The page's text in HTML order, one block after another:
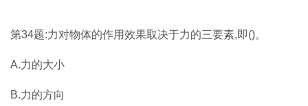
第34题:力对物体的作用效果取决于力的三要素,即()。
A.力的大小
B.力的方向